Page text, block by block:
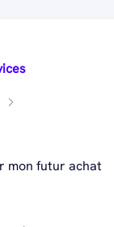
mon futur achat